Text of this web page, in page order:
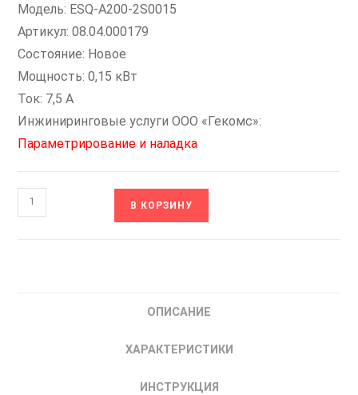
Модель: ESQ-A200-2S0015
Артикул: 08.04.000179
Состояние: Новое
Мощность: 0,15 кВт
Ток: 7,5 А
Инжиниринговые услуги ООО «Гекомс»:
Параметрирование и наладка
Количество
товара
В КОРЗИНУ
ОПИСАНИЕ
ХАРАКТЕРИСТИКИ
ИНСТРУКЦИЯ